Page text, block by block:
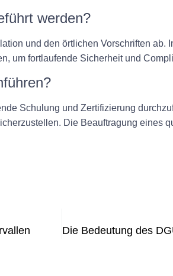
werden?
und den örtlichen Vorschriften ab.
um fortlaufende Sicherheit und
Schulung und Zertifizierung
Die Beauftragung eines